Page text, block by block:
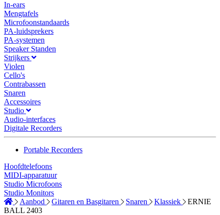
In-ears
Mengtafels
Microfoonstandaards
PA-luidsprekers
PA-systemen
Speaker Standen
Strijkers
Violen
Cello's
Contrabassen
Snaren
Accessoires
Studio
Audio-interfaces
Digitale Recorders
Portable Recorders
Hoofdtelefoons
MIDI-apparatuur
Studio Microfoons
Studio Monitors
Aanbod
Gitaren en Basgitaren Snaren Klassiek
ERNIE
BALL 2403